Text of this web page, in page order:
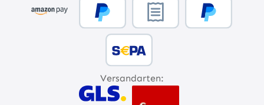
Versandarten: